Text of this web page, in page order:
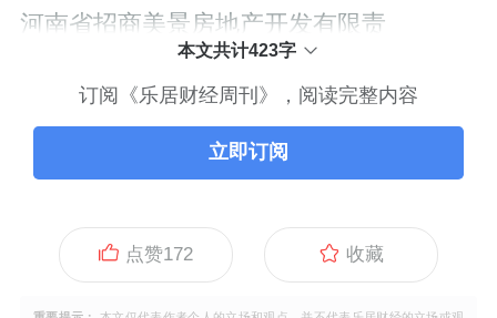
河南省招商美景房地产开发有限责
本文共计423字
订阅《乐居财经周刊》，阅读完整内容
立即订阅
点赞172 收藏